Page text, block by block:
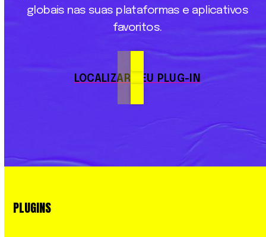
globais nas suas plataformas e aplicativos
favoritos.
LOCALIZAR SEU PLUG-IN
PLUGINS